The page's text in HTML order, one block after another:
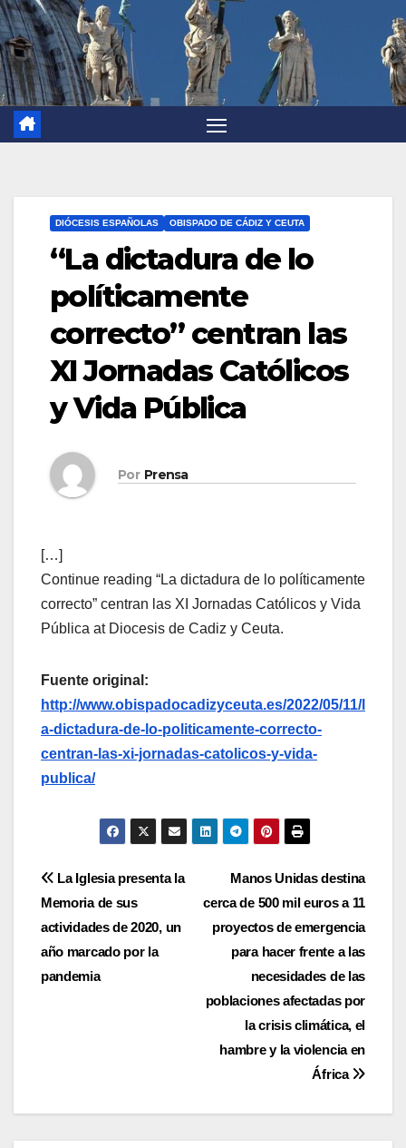
DIÓCESIS ESPAÑOLAS OBISPADO DE CÁDIZ Y CEUTA
“La dictadura de lo
políticamente
correcto” centran las
XI Jornadas Católicos
y Vida Pública
Por Prensa
[…]
Continue reading “La dictadura de lo políticamente
correcto” centran las XI Jornadas Católicos y Vida
Pública at Diocesis de Cadiz y Ceuta.
Fuente original:
http://www.obispadocadizyceuta.es/2022/05/11/l
a-dictadura-de-lo-politicamente-correcto-
centran-las-xi-jornadas-catolicos-y-vida-
publica/
Navegación
de
entradas
Manos Unidas destina
cerca de 500 mil euros a 11
proyectos de emergencia
para hacer frente a las
necesidades de las
poblaciones afectadas por
la crisis climática, el
hambre y la violencia en
África
La Iglesia presenta la
Memoria de sus
actividades de 2020, un
año marcado por la
pandemia